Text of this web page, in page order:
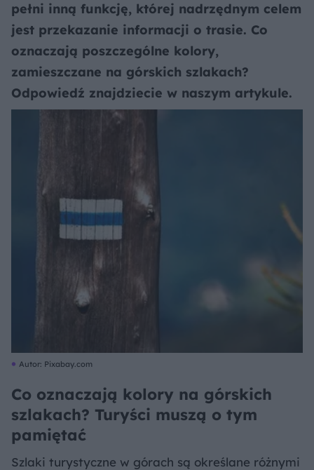
pełni inną funkcję, której nadrzędnym celem
jest przekazanie informacji o trasie. Co
oznaczają poszczególne kolory,
zamieszczane na górskich szlakach?
Odpowiedź znajdziecie w naszym artykule.
Autor: Pixabay.com
Co oznaczają kolory na górskich
szlakach? Turyści muszą o tym
pamiętać
Szlaki turystyczne w górach są określane różnymi